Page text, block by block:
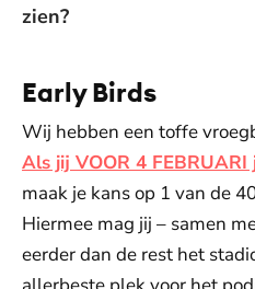
zien?
Early Birds
Wij hebben een toffe
Als jij VOOR 4
maak je kans op 1 van de
Hiermee mag jij – samen
eerder dan de rest het